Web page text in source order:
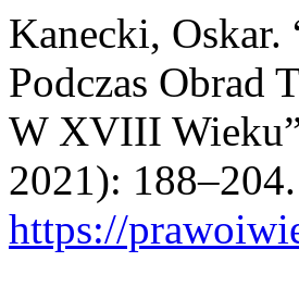
Kanecki, Oskar.
Podczas Obrad
W XVIII
2021):
https://